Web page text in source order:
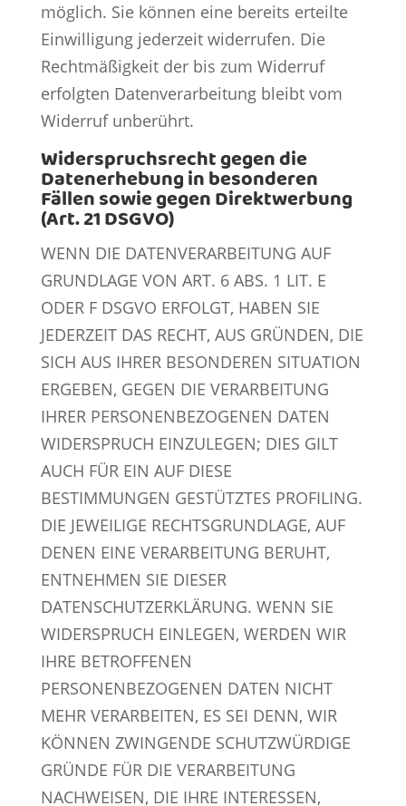
möglich. Sie können eine bereits erteilte
Einwilligung jederzeit widerrufen. Die
Rechtmäßigkeit der bis zum Widerruf
erfolgten Datenverarbeitung bleibt vom
Widerruf unberührt.
Widerspruchsrecht gegen die
Datenerhebung in besonderen
Fällen sowie gegen Direktwerbung
(Art. 21 DSGVO)
WENN DIE DATENVERARBEITUNG AUF
GRUNDLAGE VON ART. 6 ABS. 1 LIT. E
ODER F DSGVO ERFOLGT, HABEN SIE
JEDERZEIT DAS RECHT, AUS GRÜNDEN, DIE
SICH AUS IHRER BESONDEREN SITUATION
ERGEBEN, GEGEN DIE VERARBEITUNG
IHRER PERSONENBEZOGENEN DATEN
WIDERSPRUCH EINZULEGEN; DIES GILT
AUCH FÜR EIN AUF DIESE
BESTIMMUNGEN GESTÜTZTES PROFILING.
DIE JEWEILIGE RECHTSGRUNDLAGE, AUF
DENEN EINE VERARBEITUNG BERUHT,
ENTNEHMEN SIE DIESER
DATENSCHUTZERKLÄRUNG. WENN SIE
WIDERSPRUCH EINLEGEN, WERDEN WIR
IHRE BETROFFENEN
PERSONENBEZOGENEN DATEN NICHT
MEHR VERARBEITEN, ES SEI DENN, WIR
KÖNNEN ZWINGENDE SCHUTZWÜRDIGE
GRÜNDE FÜR DIE VERARBEITUNG
NACHWEISEN, DIE IHRE INTERESSEN,